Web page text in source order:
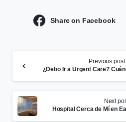
Share on Facebook
Reading
Previous post
Next